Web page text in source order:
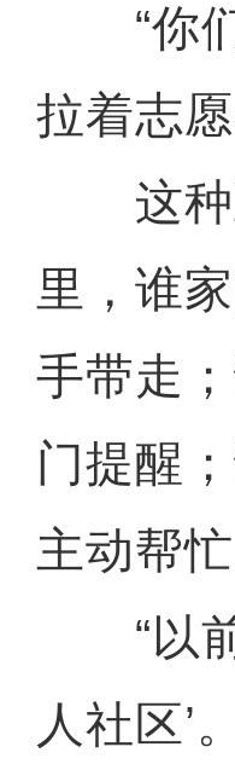
“你们
拉着志
这种
里，谁
手带走
门提醒
主动帮忙
“以前
人社区’